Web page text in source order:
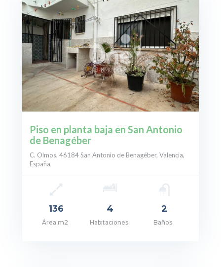
Piso en planta baja en San Antonio
de Benagéber
C. Olmos, 46184 San Antonio de Benagéber, Valencia,
España
136
Área m2
4
Habitaciones
2
Baños